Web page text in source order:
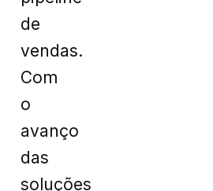
de
vendas.
Com
o
avanço
das
soluções